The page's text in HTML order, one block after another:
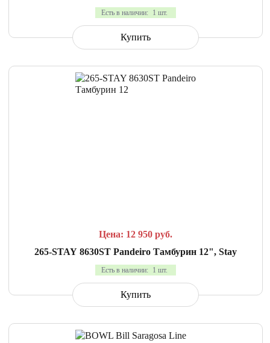
Есть в наличии: 1 шт.
Купить
Цена: 12 950 руб.
265-STAY 8630ST Pandeiro Тамбурин 12", Stay
Есть в наличии: 1 шт.
Купить